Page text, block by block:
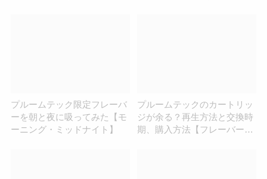
プルームテック限定フレーバ
ーを朝と夜に吸ってみた【モ
ーニング・ミッドナイト】
プルームテックのカートリッ
ジが余る？再生方法と交換時
期、購入方法【フレーバー味